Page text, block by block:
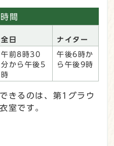
間
全日 ナイター
午前8時30
分から午後5
時
午後6時か
ら午後9時
きるのは、第1グラウ
室です。